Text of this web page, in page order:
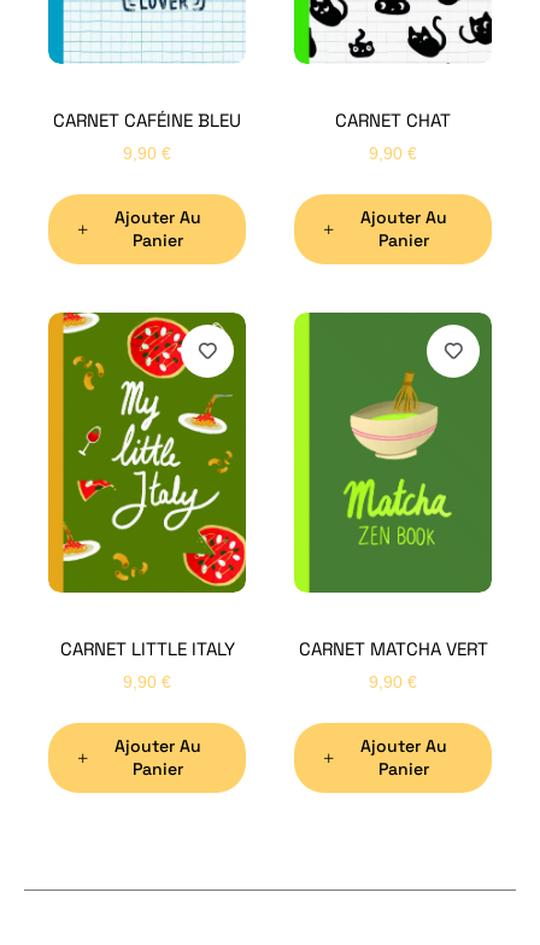
CARNET CAFÉINE BLEU
9,90 €
Ajouter Au
Panier
CARNET CHAT
9,90 €
Ajouter Au
Panier
CARNET LITTLE ITALY
9,90 €
Ajouter Au
Panier
CARNET MATCHA VERT
9,90 €
Ajouter Au
Panier